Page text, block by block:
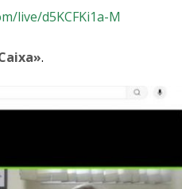
live/d5KCFKi1a-M
.